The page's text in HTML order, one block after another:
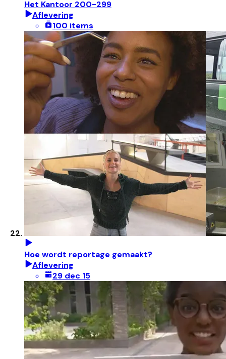
Het Kantoor 200-299
Aflevering
100 items
Hoe wordt reportage gemaakt?
Aflevering
29 dec 15